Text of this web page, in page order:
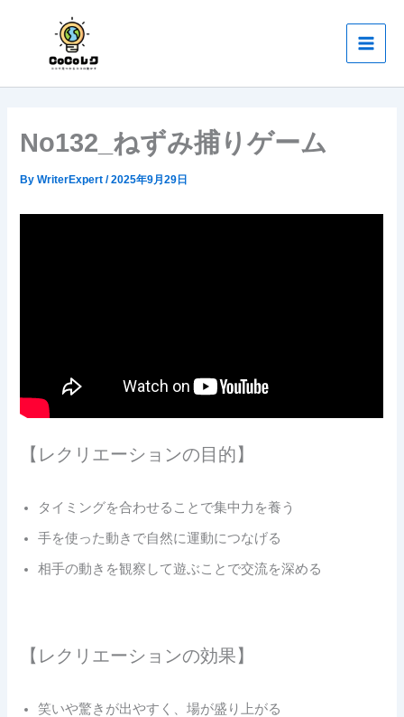
No132_ねずみ捕りゲーム
ByWriterExpert/2025年9月29日
【レクリエーションの目的】
タイミングを合わせることで集中力を養う
手を使った動きで自然に運動につなげる
相手の動きを観察して遊ぶことで交流を深める
【レクリエーションの効果】
笑いや驚きが出やすく、場が盛り上がる